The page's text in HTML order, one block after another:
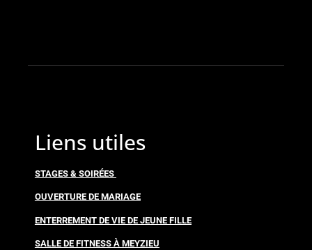
Liens utiles
STAGES & SOIRÉES
OUVERTURE DE MARIAGE
ENTERREMENT DE VIE DE JEUNE FILLE
SALLE DE FITNESS À MEYZIEU